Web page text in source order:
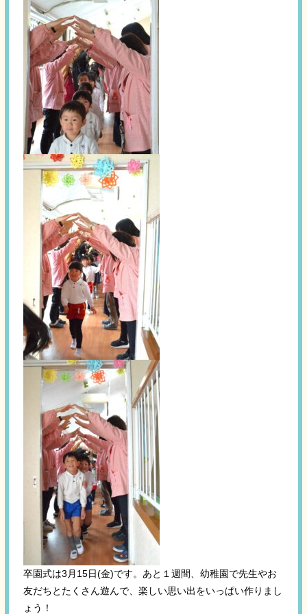
卒園式は3月15日(金)です。あと１週間、幼稚園で先生やお
友だちとたくさん遊んで、楽しい思い出をいっぱい作りまし
ょう！